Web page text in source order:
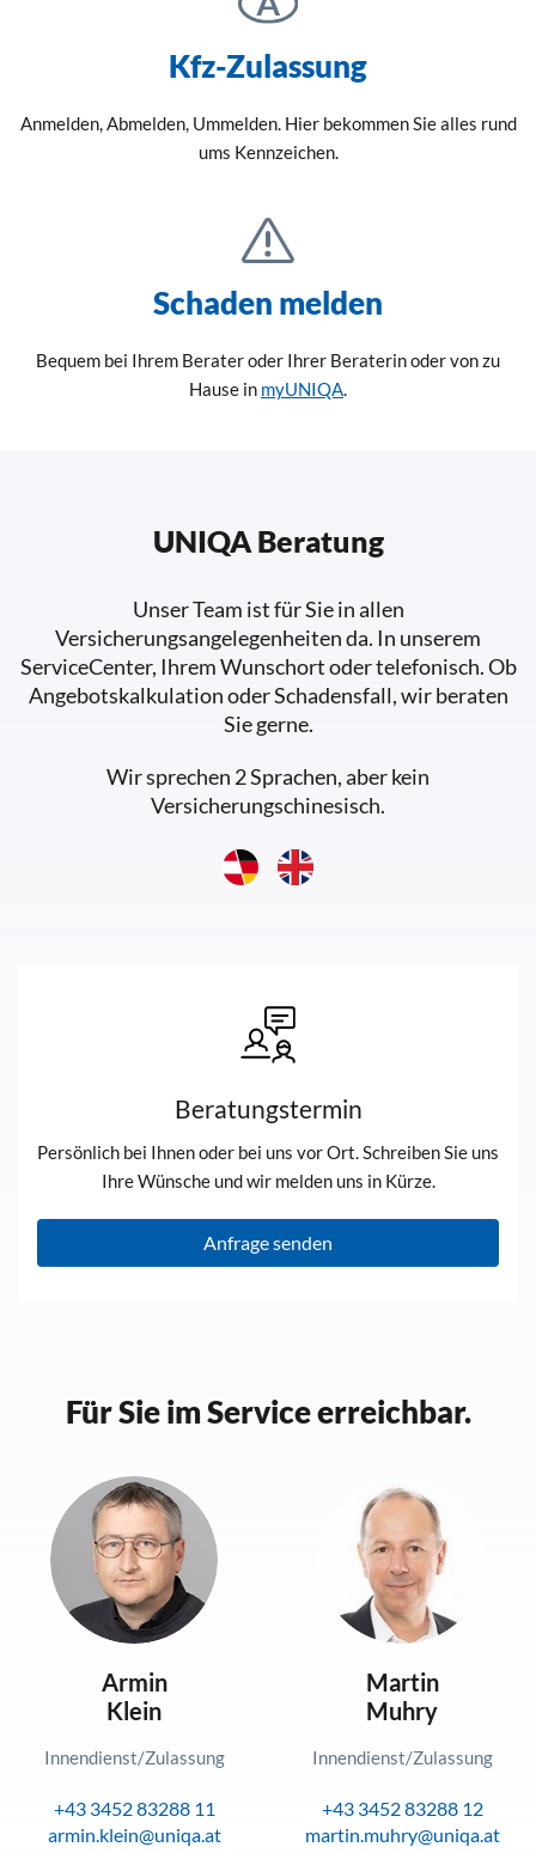
Kfz-Zulassung
Anmelden, Abmelden, Ummelden. Hier bekommen Sie alles rund
ums Kennzeichen.
Schaden melden
Bequem bei Ihrem Berater oder Ihrer Beraterin oder von zu
Hause in myUNIQA.
UNIQA Beratung
Unser Team ist für Sie in allen
Versicherungsangelegenheiten da. In unserem
ServiceCenter, Ihrem Wunschort oder telefonisch. Ob
Angebotskalkulation oder Schadensfall, wir beraten
Sie gerne.
Wir sprechen 2 Sprachen, aber kein
Versicherungschinesisch.
Beratungstermin
Persönlich bei Ihnen oder bei uns vor Ort. Schreiben Sie uns
Ihre Wünsche und wir melden uns in Kürze.
Anfrage senden
Für Sie im Service erreichbar.
Armin
Klein
Innendienst/Zulassung
+43 3452 83288 11
armin.klein@uniqa.at
Martin
Muhry
Innendienst/Zulassung
+43 3452 83288 12
martin.muhry@uniqa.at